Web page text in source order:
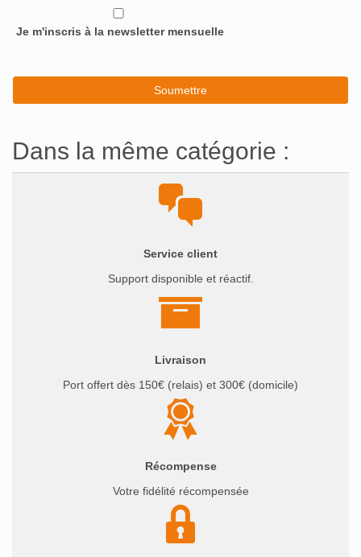
Je m'inscris à la newsletter mensuelle
Dans la même catégorie :
Service client
Support disponible et réactif.
Livraison
Port offert dès 150€ (relais) et 300€ (domicile)
Récompense
Votre fidélité récompensée